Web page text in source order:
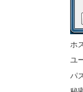
ホ
ユ
パ